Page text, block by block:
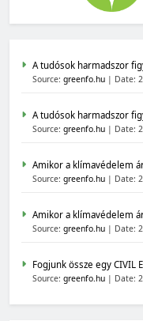
A tudósok harmadszor
Source: greenfo.hu Date:
A tudósok harmadszor
Source: greenfo.hu Date:
Amikor a klímavédelem
Source: greenfo.hu Date:
Amikor a klímavédelem
Source: greenfo.hu Date:
Fogjunk össze egy CIVIL
Source: greenfo.hu Date: